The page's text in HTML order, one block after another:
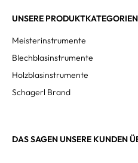
UNSERE PRODUKTKATEGORIEN
Meisterinstrumente
Blechblasinstrumente
Holzblasinstrumente
Schagerl Brand
DAS SAGEN UNSERE KUNDEN